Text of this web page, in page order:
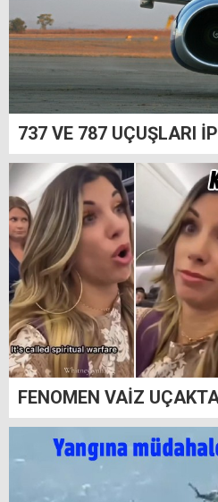
737 VE 787 UÇUŞLARI
FENOMEN VAİZ